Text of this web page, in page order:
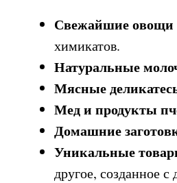
Свежайшие
химикатов.
Натуральные
Мясные
Мед и продукты
Домашние
Уникальные
другое, созданное